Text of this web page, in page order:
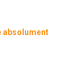
absolument